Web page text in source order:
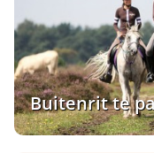
Buitenrit te